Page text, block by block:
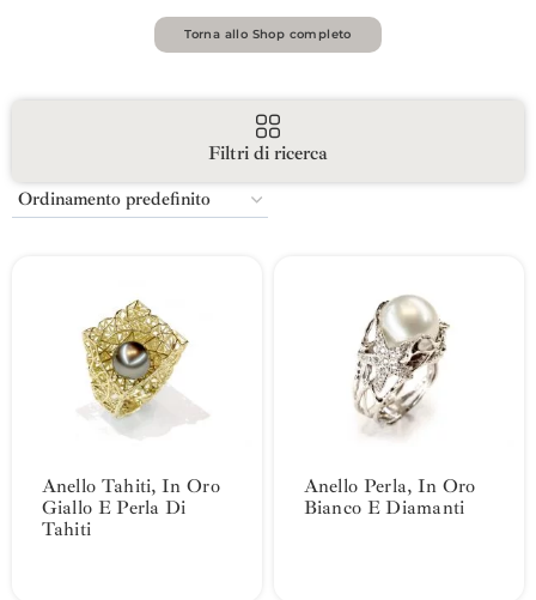
Torna allo Shop completo
Filtri di ricerca
Anello Tahiti, In Oro
Giallo E Perla Di
Tahiti
Anello Perla, In Oro
Bianco E Diamanti